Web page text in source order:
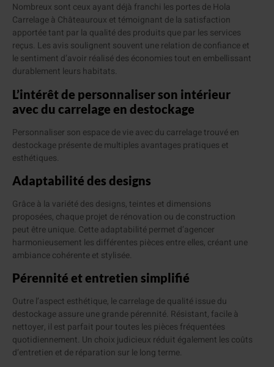
Nombreux sont ceux ayant déjà franchi les portes de Hola
Carrelage à Châteauroux et témoignant de la satisfaction
apportée tant par la qualité des produits que par les services
reçus. Les avis soulignent souvent une relation de confiance et
le sentiment d’avoir réalisé des économies tout en embellissant
durablement leurs habitats.
L’intérêt de personnaliser son intérieur
avec du carrelage en destockage
Personnaliser son espace de vie avec du carrelage trouvé en
destockage présente de multiples avantages pratiques et
esthétiques.
Adaptabilité des designs
Grâce à la variété des designs, teintes et dimensions
proposées, chaque projet de rénovation ou de construction
peut être unique. Cette adaptabilité permet d’agencer
harmonieusement les différentes pièces entre elles, créant une
ambiance cohérente et stylisée.
Pérennité et entretien simplifié
Outre l’aspect esthétique, le carrelage de qualité issue du
destockage assure une grande pérennité. Résistant, facile à
nettoyer, il est parfait pour toutes les pièces fréquentées
quotidiennement. Un choix judicieux réduit également les coûts
d’entretien et de réparation sur le long terme.